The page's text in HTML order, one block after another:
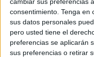
consentimiento. Tenga en
sus datos personales
pero usted tiene el
preferencias se aplicarán
sus preferencias o retirar